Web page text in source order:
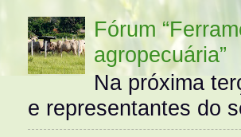
Fórum
agropecuária”
Na próxima
e representantes do